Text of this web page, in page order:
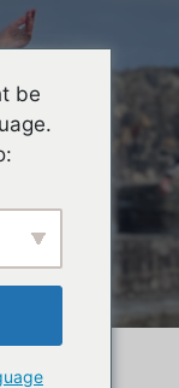
be